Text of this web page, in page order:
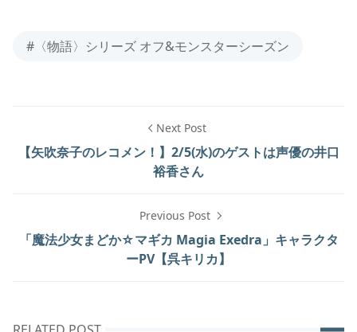
#〈物語〉シリーズ オフ&モンスターシーズン
Next Post
【矢吹奈子のレコメン！】2/5(水)のゲストは声優の井口
裕香さん
Previous Post
「魔法少女まどか☆マギカ Magia Exedra」キャラクタ
ーPV【呉キリカ】